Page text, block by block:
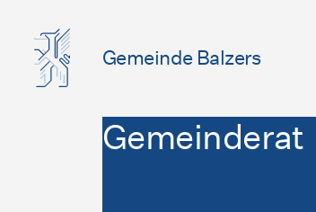
Gemeinde Balzers
Gemeinderat